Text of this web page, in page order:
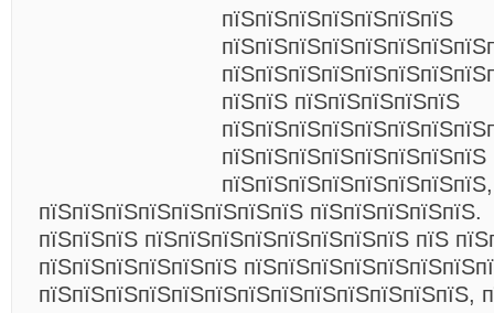
пїЅпїЅпїЅпїЅпїЅпїЅпїЅ
пїЅпїЅ пїЅпїЅпїЅпїЅпїЅ
пїЅпїЅпїЅпїЅпїЅпїЅпїЅпїЅ,
пїЅпїЅпїЅпїЅпїЅпїЅпїЅпїЅ пїЅпїЅпїЅпїЅпїЅ.
пїЅпїЅпїЅ пїЅпїЅпїЅпїЅпїЅпїЅпїЅпїЅ пїЅ
пїЅпїЅпїЅпїЅпїЅпїЅ
пїЅпїЅпїЅпїЅпїЅпїЅпїЅпїЅпїЅпїЅпїЅпїЅпїЅ,